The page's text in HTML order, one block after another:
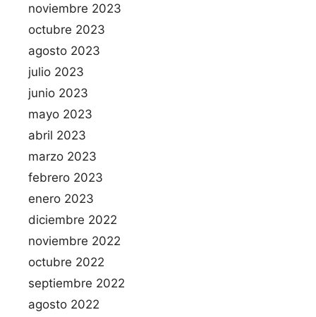
noviembre 2023
octubre 2023
agosto 2023
julio 2023
junio 2023
mayo 2023
abril 2023
marzo 2023
febrero 2023
enero 2023
diciembre 2022
noviembre 2022
octubre 2022
septiembre 2022
agosto 2022